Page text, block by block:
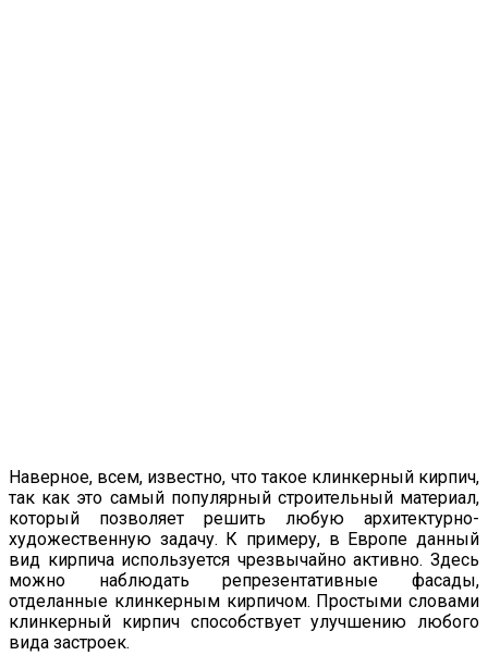
Наверное, всем, известно, что такое клинкерный кирпич,
так как это самый популярный строительный материал,
который позволяет решить любую архитектурно-
художественную задачу. К примеру, в Европе данный
вид кирпича используется чрезвычайно активно. Здесь
можно наблюдать репрезентативные фасады,
отделанные клинкерным кирпичом. Простыми словами
клинкерный кирпич способствует улучшению любого
вида застроек.